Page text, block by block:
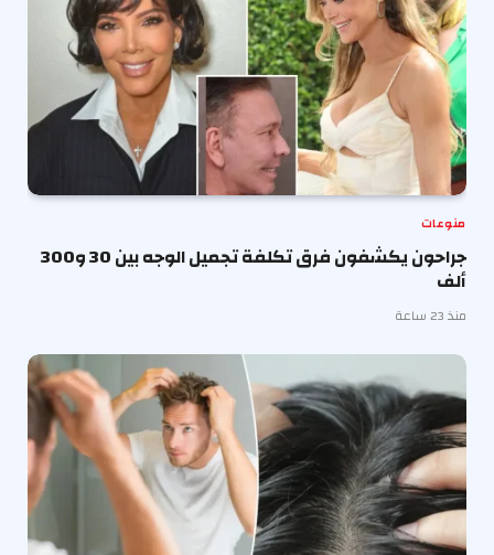
منوعات
جراحون يكشفون فرق تكلفة تجميل الوجه بين 30 و300
ألف
منذ 23 ساعة